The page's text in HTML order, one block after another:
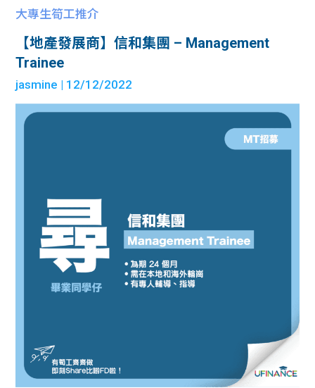
大專生筍工推介
【地產發展商】信和集團 – Management
Trainee
jasmine | 12/12/2022